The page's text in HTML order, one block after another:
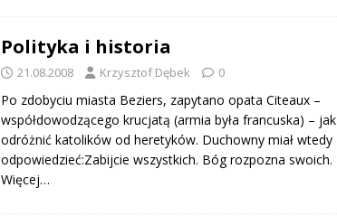
Polityka i historia
21.08.2008 Krzysztof Dębek 0
Po zdobyciu miasta Beziers, zapytano opata Citeaux –
współdowodzącego krucjatą (armia była francuska) – jak
odróżnić katolików od heretyków. Duchowny miał wtedy
odpowiedzieć:Zabijcie wszystkich. Bóg rozpozna swoich.
Więcej…